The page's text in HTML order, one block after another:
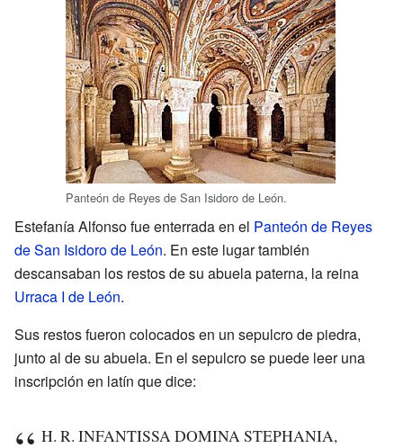
Panteón de Reyes de San Isidoro de León.
Estefanía Alfonso fue enterrada en el Panteón de Reyes
de San Isidoro de León. En este lugar también
descansaban los restos de su abuela paterna, la reina
Urraca I de León.
Sus restos fueron colocados en un sepulcro de piedra,
junto al de su abuela. En el sepulcro se puede leer una
inscripción en latín que dice:
H. R. INFANTISSA DOMINA STEPHANIA,